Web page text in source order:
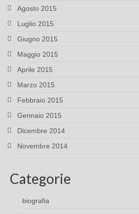
Agosto 2015
Luglio 2015
Giugno 2015
Maggio 2015
Aprile 2015
Marzo 2015
Febbraio 2015
Gennaio 2015
Dicembre 2014
Novembre 2014
Categorie
biografia